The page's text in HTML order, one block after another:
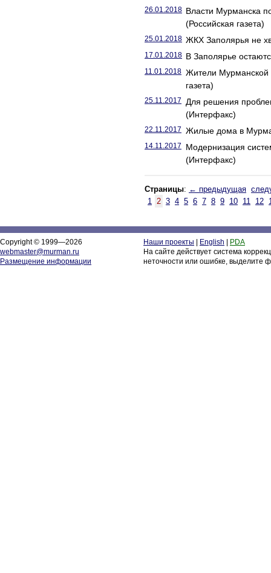
26.01.2018 Власти Мурманска
(Российская газета)
25.01.2018 ЖКХ Заполярья не
17.01.2018 В Заполярье
11.01.2018 Жители Мурманской
газета)
25.11.2017
Для решения
(Интерфакс)
22.11.2017 Жилые дома в
14.11.2017
Модернизация
(Интерфакс)
Страницы: ← предыдущая
1 2 3 4 5 6 7 8 9 10 11 12
Copyright © 1999—2026
webmaster@murman.ru
Размещение информации
Наши проекты English
PDA
На сайте действует система
неточности или ошибке, выделите